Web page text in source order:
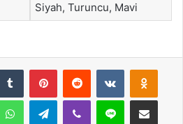
Siyah, Turuncu, Mavi
Tumblr PinterestReddit VKontakte
WhatsAppTelegramViber Line E-Posta ile